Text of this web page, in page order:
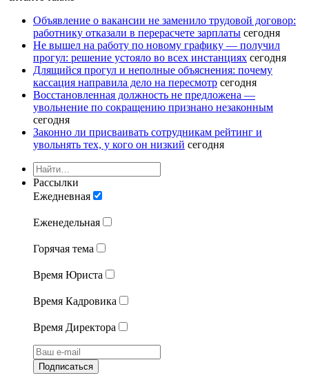
Объявление о вакансии не заменило трудовой договор:
работнику отказали в перерасчете зарплаты сегодня
Не вышел на работу по новому графику — получил
прогул: решение устояло во всех инстанциях сегодня
Длящийся прогул и неполные объяснения: почему
кассация направила дело на пересмотр сегодня
Восстановленная должность не предложена —
увольнение по сокращению признано незаконным
сегодня
Законно ли присваивать сотрудникам рейтинг и
увольнять тех, у кого он низкий сегодня
Рассылки
Ежедневная
Еженедельная
Горячая тема
Время Юриста
Время Кадровика
Время Директора
Подписаться